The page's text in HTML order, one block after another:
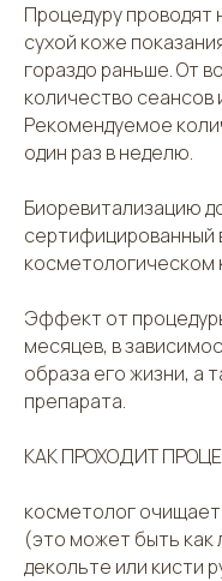
Процедуру проводят
сухой коже
гораздо раньше. От
количество сеансов
Рекомендуемое
один раз в неделю.
Биоревитализацию
сертифицированный
косметологическом
Эффект от
месяцев, в
образа его жизни, а
препарата.
КАК ПРОХОДИТ
косметолог очищает
(это может быть как
декольте или кисти